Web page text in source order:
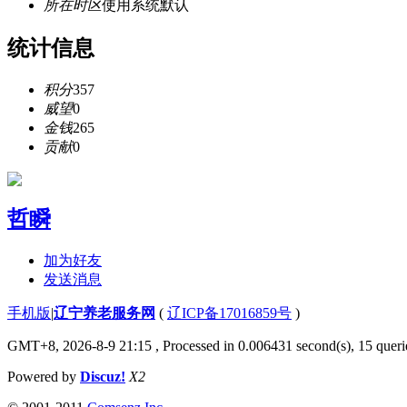
所在时区使用系统默认
统计信息
积分357
威望0
金钱265
贡献0
哲瞬
加为好友
发送消息
手机版|辽宁养老服务网 ( 辽ICP备17016859号 )
GMT+8, 2026-8-9 21:15 , Processed in 0.006431 second(s), 15
Powered by Discuz! X2